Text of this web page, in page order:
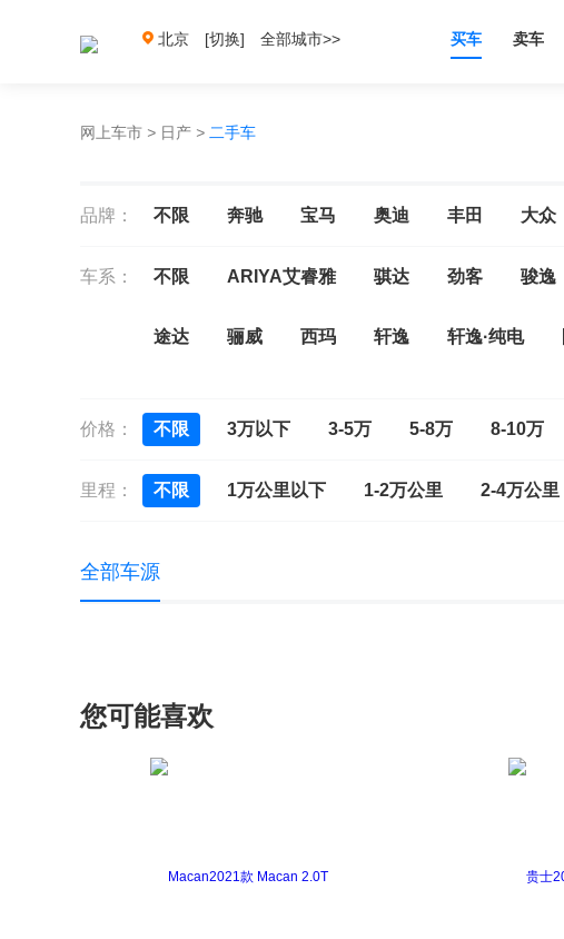
北京 [切换] 全部城市>> 买车 卖车
网上车市 > 日产 > 二手车
品牌： 不限 奔驰 宝马 奥迪 丰田 大众
车系： 不限 ARIYA艾睿雅 骐达 劲客 骏逸
途达 骊威 西玛 轩逸 轩逸·纯电
价格： 不限 3万以下 3-5万 5-8万 8-10万
里程： 不限 1万公里以下 1-2万公里 2-4万公里
全部车源
您可能喜欢